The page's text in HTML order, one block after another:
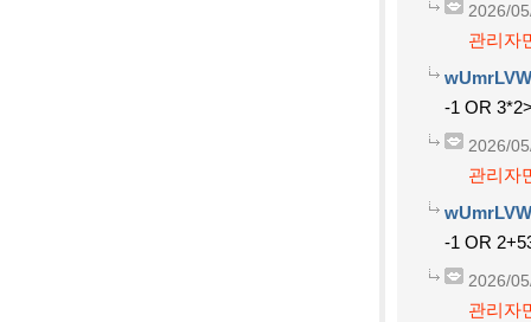
2026/
관리자
-1 OR
2026/
관리자
-1 OR
2026/
관리자